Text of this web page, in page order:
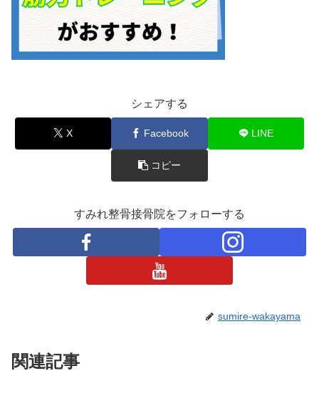
シェアする
X Facebook LINE
コピー
すみれ整骨接骨院をフォローする
sumire-wakayama
関連記事